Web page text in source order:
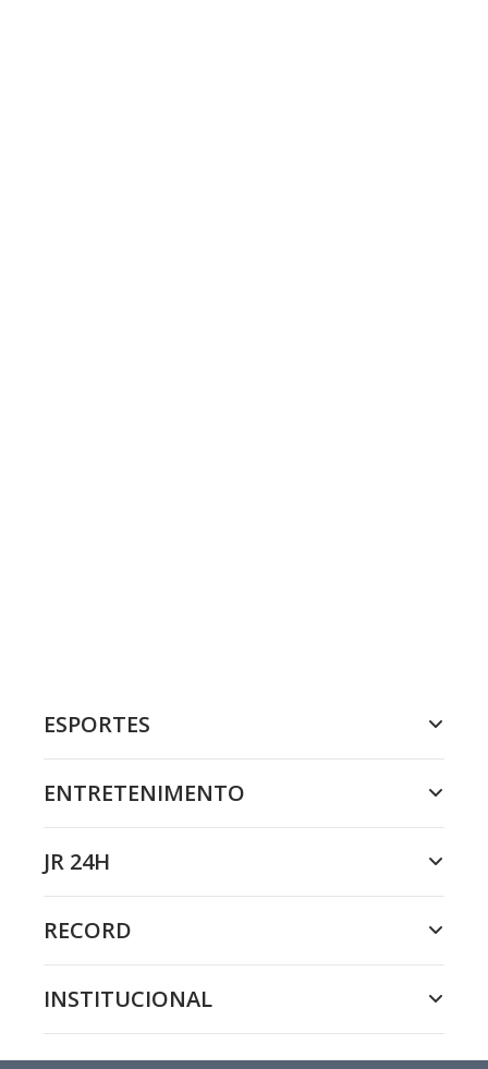
ESPORTES
ENTRETENIMENTO
JR 24H
RECORD
INSTITUCIONAL